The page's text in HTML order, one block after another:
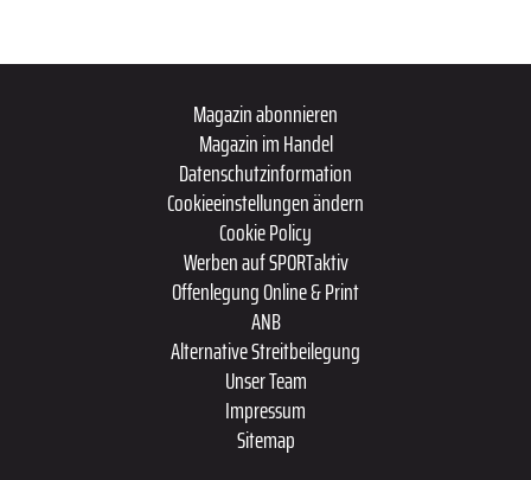
Magazin abonnieren
Magazin im Handel
Datenschutzinformation
Cookieeinstellungen ändern
Cookie Policy
Werben auf SPORTaktiv
Offenlegung Online & Print
ANB
Alternative Streitbeilegung
Unser Team
Impressum
Sitemap